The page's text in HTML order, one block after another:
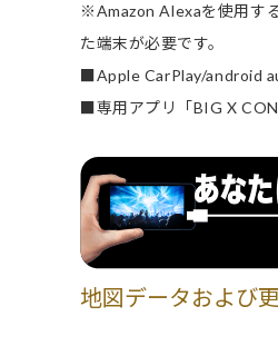
※Amazon Alexaを使用す
た端末が必要です。
■Apple CarPlay/android
■専用アプリ「BIG X
地図データおよび